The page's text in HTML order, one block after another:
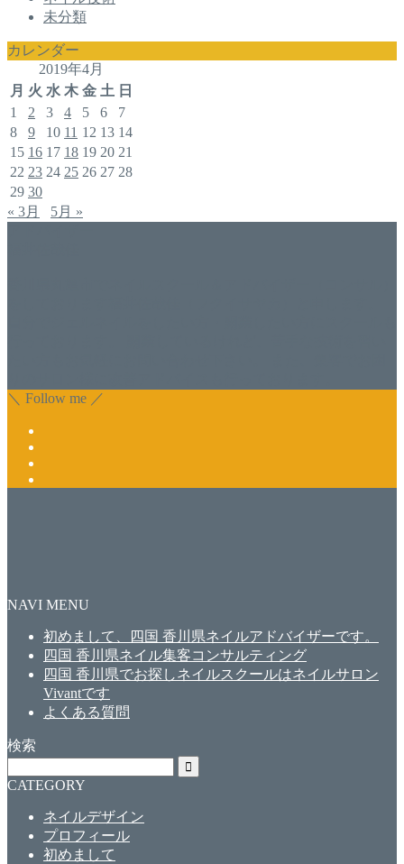
未分類
カレンダー
2019年4月
月 火 水 木 金 土 日
1
2 3 4 5 6
7
8
9 10 11 12 13 14
15 16 17 18 19 20 21
22 23 24 25 26 27 28
29 30
« 3月
5月 »
＼ Follow me ／
NAVI MENU
初めまして、四国 香川県ネイルアドバイザーです。
四国 香川県ネイル集客コンサルティング
四国 香川県でお探しネイルスクールはネイルサロン
Vivantです
よくある質問
検索
CATEGORY
ネイルデザイン
プロフィール
初めまして